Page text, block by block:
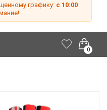
графику: с 10:00
0